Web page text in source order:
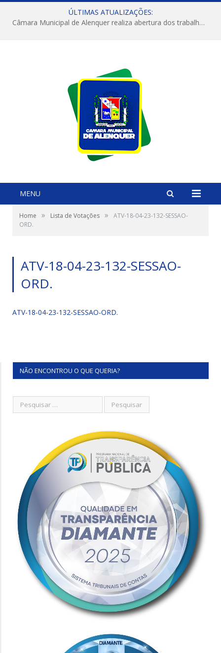
ÚLTIMAS ATUALIZAÇÕES:
Câmara Municipal de Alenquer realiza abertura dos trabalhos do 4º Período Legislativo
MENU
Home » Lista de Votações »
ATV-18-04-23-132-SESSAO-
ORD.
ATV-18-04-23-132-SESSAO-
ORD.
ATV-18-04-23-132-SESSAO-ORD.
NÃO ENCONTROU O QUE QUERIA?